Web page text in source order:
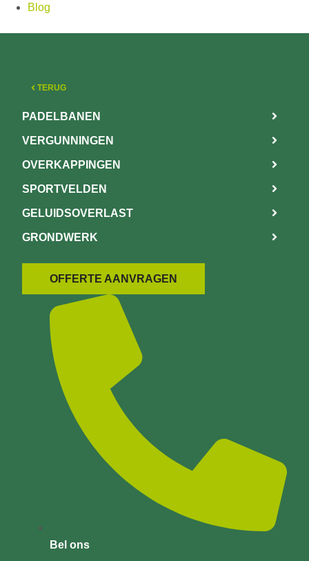
Blog
TERUG
PADELBANEN
VERGUNNINGEN
OVERKAPPINGEN
SPORTVELDEN
GELUIDSOVERLAST
GRONDWERK
OFFERTE AANVRAGEN
Bel ons